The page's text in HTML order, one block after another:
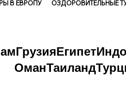
В ЕВРОПУ ОЗДОРОВИТЕЛЬНЫЕ
ГрузияЕгипет
ОманТаиланд